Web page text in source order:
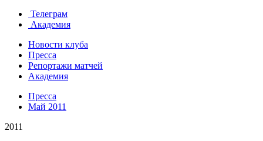
Телеграм
Академия
Новости клуба
Пресса
Репортажи матчей
Академия
Пресса
Май 2011
2011